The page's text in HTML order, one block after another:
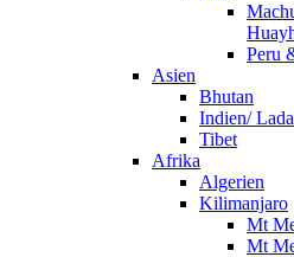
Peru
Asien
Bhutan
Indien/
Tibet
Afrika
Algerien
Kilimanjaro
Mt
Mt